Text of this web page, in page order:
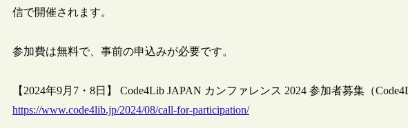
信で開催されます。
参加費は無料で、事前の申込みが必要です。
【2024年9月7・8日】 Code4Lib JAPAN カンファレンス 2024 参加者募集（
https://www.code4lib.jp/2024/08/call-for-participation/